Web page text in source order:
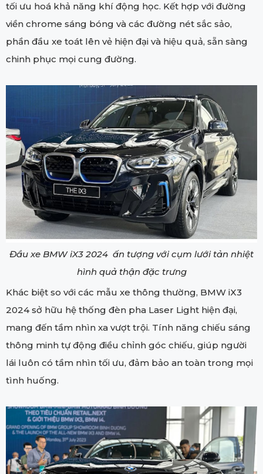
tối ưu hoá khả năng khí động học. Kết hợp với đường
viền chrome sáng bóng và các đường nét sắc sảo,
phần đầu xe toát lên vẻ hiện đại và hiệu quả, sẵn sàng
chinh phục mọi cung đường.
Đầu xe BMW iX3 2024 ấn tượng với cụm lưới tản nhiệt
hình quả thận đặc trưng
Khác biệt so với các mẫu xe thông thường, BMW iX3
2024 sở hữu hệ thống đèn pha Laser Light hiện đại,
mang đến tầm nhìn xa vượt trội. Tính năng chiếu sáng
thông minh tự động điều chỉnh góc chiếu, giúp người
lái luôn có tầm nhìn tối ưu, đảm bảo an toàn trong mọi
tình huống.